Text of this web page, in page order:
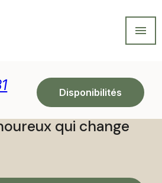
menu
Disponibilités
qui change